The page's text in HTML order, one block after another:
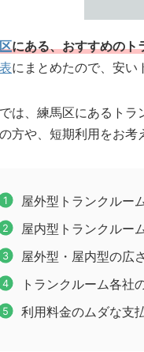
にある、おすすめのト
にまとめたので、安い
は、練馬区にあるト
方や、短期利用をお考
屋外型トランクルー
屋内型トランクルー
屋外型・屋内型の広
トランクルーム各社
利用料金のムダな支